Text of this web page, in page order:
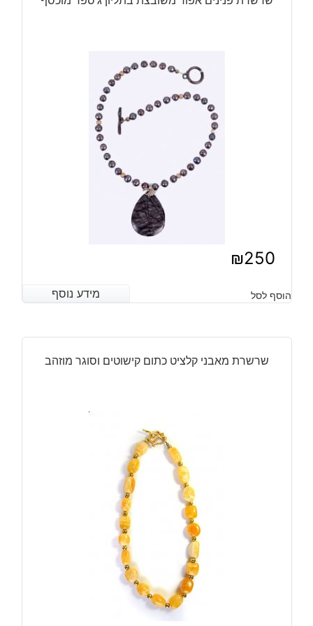
₪250
מידע נוסף הוסף לסל מידע נוסף
שרשרת מאבני קלציט כתום קישוטים וסוגר מוזהב